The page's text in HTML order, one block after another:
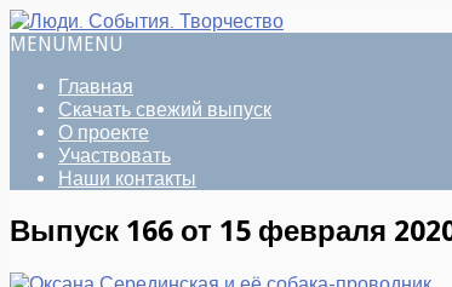
MENUMENU
Главная
Скачать свежий выпуск
О проекте
Участвовать
Наши контакты
Выпуск 166 от 15 февраля